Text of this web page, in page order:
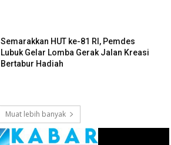
Semarakkan HUT ke-81 RI, Pemdes
Lubuk Gelar Lomba Gerak Jalan Kreasi
Bertabur Hadiah
Muat lebih banyak